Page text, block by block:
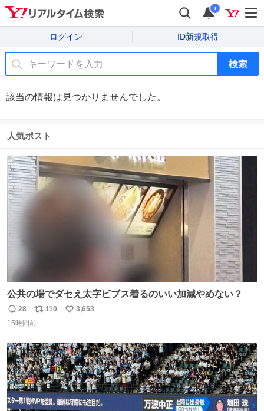
i
ログイン ID新規取得
検索
該当の情報は見つかりませんでした。
人気ポスト
公共の場でダセえ太字ビブス着るのいい加減やめない？
返
信
28
リ
ポ
ト
数
110
い
数
3,653
15時間前